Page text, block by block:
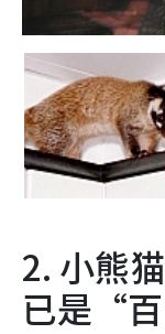
2. 小熊
已是“